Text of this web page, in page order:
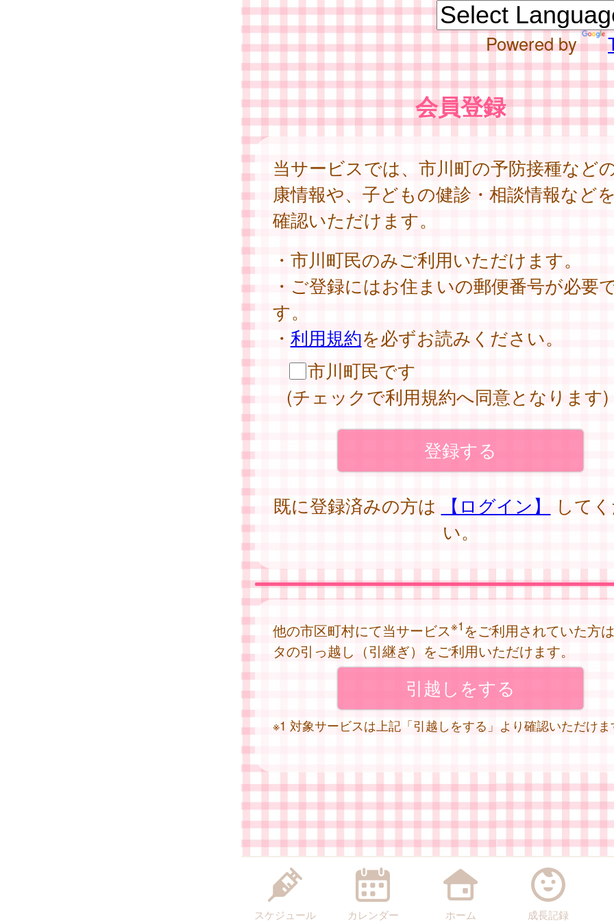
Powered by
会員登録
当サービスでは、市川町の予防接種など
康情報や、子どもの健診・相談情報など
確認いただけます。
・市川町民のみご利用いただけます。
・ご登録にはお住まいの郵便番号が必要
す。
・ 利用規約を必ずお読みください。
市川町民です
(チェックで利用規約へ同意となります)
既に登録済みの方は 【ログイン】
して
い。
他の市区町村にて当サービス※1 をご利用されていた方
タの引っ越し（引継ぎ）をご利用いただけます。
※1 対象サービスは上記「引越しをする」より確認いただけま
スケジュール カレンダー ホーム 成長記録